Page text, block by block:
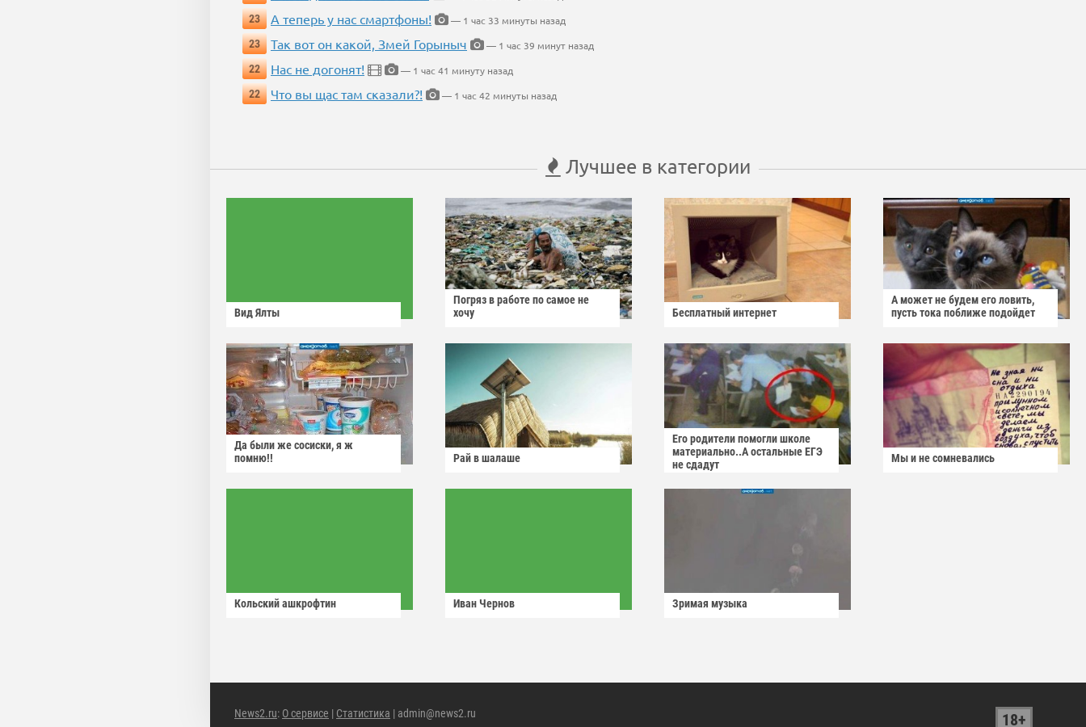
23
А теперь у нас смартфоны!
— 1 час 33 минуты назад
23
Так вот он какой, Змей Горыныч
— 1 час 39 минут назад
22
Нас не догонят!
— 1 час 41 минуту назад
22
Что вы щас там сказали?! — 1 час 42 минуты назад
Лучшее в категории
Вид Ялты
Погряз в работе по самое не
хочу
Бесплатный интернет
А может не будем его ловить,
пусть тока поближе подойдет
Да были же сосиски, я ж
помню!!
Рай в шалаше
Его родители помогли школе
материально..А остальные ЕГЭ
не сдадут
Мы и не сомневались
Кольский ашкрофтин Иван Чернов Зримая музыка
News2.ru: О сервисе | Статистика | admin@news2.ru 18+